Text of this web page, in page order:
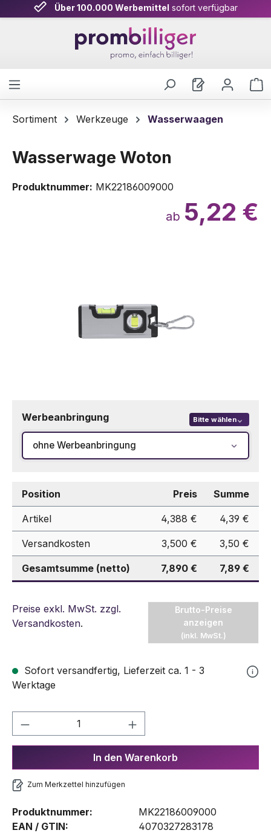
Zum Hauptinhalt springen
Über 100.000 Werbemittel sofort verfügbar
Sortiment Werkzeuge Wasserwaagen
Wasserwage Woton
Produktnummer: MK22186009000
ab 5,22 €
Werbeanbringung Bitte wählen
ohne Werbeanbringung
Position Preis Summe
Artikel 4,388 € 4,39 €
Versandkosten 3,500 € 3,50 €
Gesamtsumme (netto) 7,890 € 7,89 €
Preise exkl. MwSt. zzgl.
Versandkosten.
Brutto-Preise
anzeigen
(inkl. MwSt.)
Sofort versandfertig, Lieferzeit ca. 1 - 3
Werktage
Produkt Anzahl: Gib den
In den Warenkorb
Zum Merkzettel hinzufügen
Produktnummer:
MK22186009000
EAN / GTIN:
4070327283178